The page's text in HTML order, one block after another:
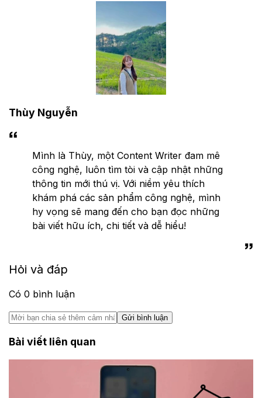
Thùy Nguyễn
Mình là Thùy, một Content Writer đam mê
công nghệ, luôn tìm tòi và cập nhật những
thông tin mới thú vị. Với niềm yêu thích
khám phá các sản phẩm công nghệ, mình
hy vọng sẽ mang đến cho bạn đọc những
bài viết hữu ích, chi tiết và dễ hiểu!
Hỏi và đáp
Có 0 bình luận
Gửi bình luận
Bài viết liên quan